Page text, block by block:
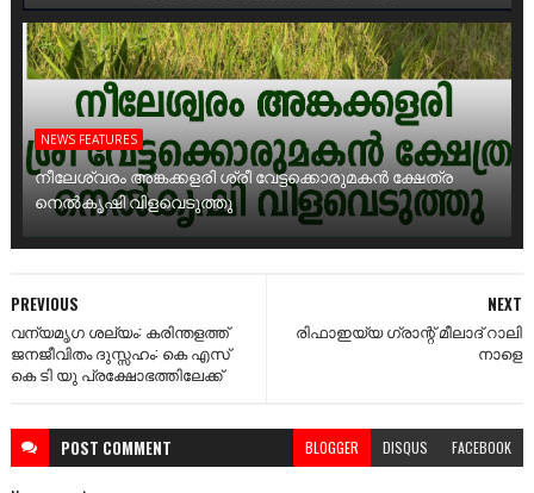
NEWS FEATURES
നീലേശ്വരം അങ്കക്കളരി ശ്രീ വേട്ടക്കൊരുമകൻ ക്ഷേത്ര
നെൽകൃഷി വിളവെടുത്തു
NEXT
രിഫാഇയ്യ ഗ്രാന്റ്‌ മീലാദ്‌ റാലി
നാളെ
PREVIOUS
വന്യമൃഗ ശല്യം: കരിന്തളത്ത്
ജനജീവിതം ദുസ്സഹം: കെ എസ്
കെ ടി യു പ്രക്ഷോഭത്തിലേക്ക്
POST COMMENT BLOGGER DISQUS FACEBOOK